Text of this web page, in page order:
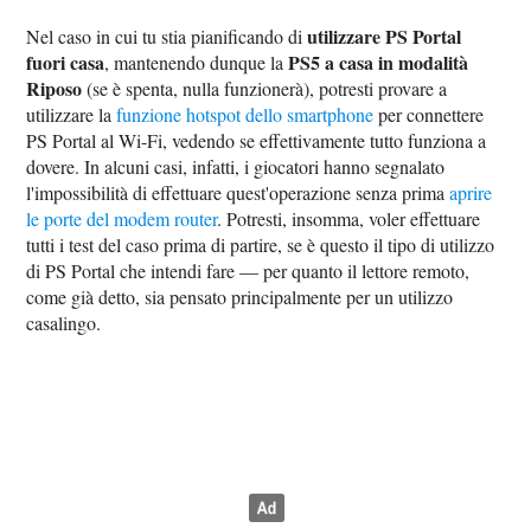
Nel caso in cui tu stia pianificando diutilizzare PS Portal
fuori casa, mantenendo dunque laPS5 a casa in modalità
Riposo(se è spenta, nulla funzionerà), potresti provare a
utilizzare lafunzione hotspot dello smartphoneper connettere
PS Portal al Wi-Fi, vedendo se effettivamente tutto funziona a
dovere. In alcuni casi, infatti, i giocatori hanno segnalato
l'impossibilità di effettuare quest'operazione senza primaaprire
le porte del modem router. Potresti, insomma, voler effettuare
tutti i test del caso prima di partire, se è questo il tipo di utilizzo
di PS Portal che intendi fare — per quanto il lettore remoto,
come già detto, sia pensato principalmente per un utilizzo
casalingo.